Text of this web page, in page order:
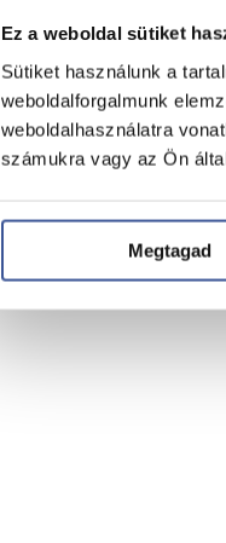
Ez a weboldal sütiket
Sütiket használunk a
weboldalforgalmunk
weboldalhasználatra
számukra vagy az Ön
Megtagad